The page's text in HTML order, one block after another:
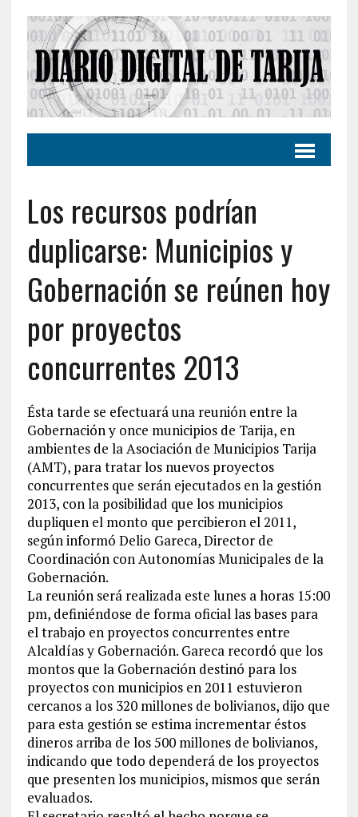
Los recursos podrían
duplicarse: Municipios y
Gobernación se reúnen hoy
por proyectos
concurrentes 2013
Ésta tarde se efectuará una reunión entre la
Gobernación y once municipios de Tarija, en
ambientes de la Asociación de Municipios Tarija
(AMT), para tratar los nuevos proyectos
concurrentes que serán ejecutados en la gestión
2013, con la posibilidad que los municipios
dupliquen el monto que percibieron el 2011,
según informó Delio Gareca, Director de
Coordinación con Autonomías Municipales de la
Gobernación.
La reunión será realizada este lunes a horas 15:00
pm, definiéndose de forma oficial las bases para
el trabajo en proyectos concurrentes entre
Alcaldías y Gobernación. Gareca recordó que los
montos que la Gobernación destinó para los
proyectos con municipios en 2011 estuvieron
cercanos a los 320 millones de bolivianos, dijo que
para esta gestión se estima incrementar éstos
dineros arriba de los 500 millones de bolivianos,
indicando que todo dependerá de los proyectos
que presenten los municipios, mismos que serán
evaluados.